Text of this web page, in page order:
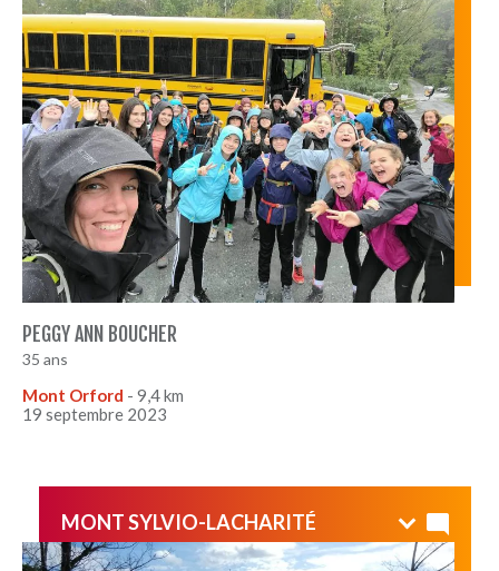
PEGGY ANN BOUCHER
35 ans
Mont Orford - 9,4 km
19 septembre 2023
Activité du cours de Sport et Plein Air 1ere secondaire,
nous avons relevé tout un défi!
Sous la pluie incessante nous avons fait le sentier du
ruisseau des chênes jusqu'au sommet du mont Orford.
Bravo les filles d'avoir gardé votre belle énergie et vos
sourires jusqu'à la fin :)
MONT SYLVIO-LACHARITÉ
Sur le site (privé) Le Vertendre, à Eastman, le sommet